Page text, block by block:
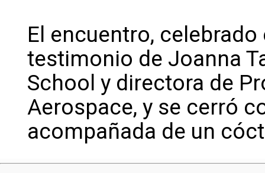
El encuentro,
testimonio de Joanna
School y directora de
Aerospace, y se cerró
acompañada de un